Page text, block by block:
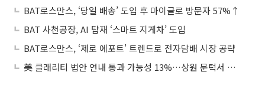
BAT로스만스, ‘당일 배송’ 도입 후 마이글로 방문자 57%↑
BAT 사천공장, AI 탑재 ‘스마트 지게차’ 도입
BAT로스만스, ‘제로 에포트’ 트렌드로 전자담배 시장 공략
美 클래리티 법안 연내 통과 가능성 13%…상원 문턱서 제동